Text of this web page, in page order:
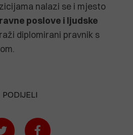
nalazi se i mjesto
poslove i ljudske
diplomirani pravnik s
PODIJELI